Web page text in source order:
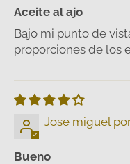
Aceite al ajo
Bajo mi punto de
proporciones de los
Jose miguel
Bueno